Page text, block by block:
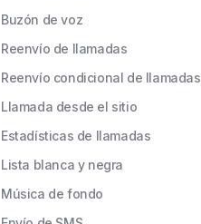
Buzón de voz
Reenvío de llamadas
Reenvío condicional de llamadas
Llamada desde el sitio
Estadísticas de llamadas
Lista blanca y negra
Música de fondo